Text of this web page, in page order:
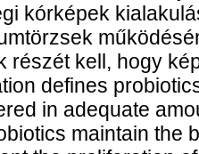
kórképek
részét kell, hogy
defines
in adequate
maintain the